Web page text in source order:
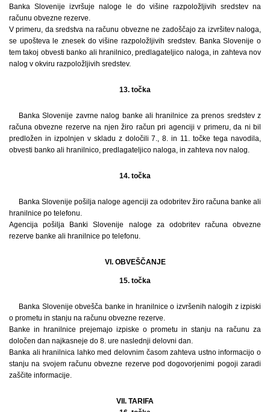
Banka Slovenije izvršuje naloge le do višine razpoložljivih sredstev na
računu obvezne rezerve.
V primeru, da sredstva na računu obvezne ne zadoščajo za izvršitev naloga,
se upošteva le znesek do višine razpoložljivih sredstev. Banka Slovenije o
tem takoj obvesti banko ali hranilnico, predlagateljico naloga, in zahteva nov
nalog v okviru razpoložljivih sredstev.
13. točka
Banka Slovenije zavrne nalog banke ali hranilnice za prenos sredstev z
računa obvezne rezerve na njen žiro račun pri agenciji v primeru, da ni bil
predložen in izpolnjen v skladu z določili 7., 8. in 11. točke tega navodila,
obvesti banko ali hranilnico, predlagateljico naloga, in zahteva nov nalog.
14. točka
Banka Slovenije pošilja naloge agenciji za odobritev žiro računa banke ali
hranilnice po telefonu.
Agencija pošilja Banki Slovenije naloge za odobritev računa obvezne
rezerve banke ali hranilnice po telefonu.
VI. OBVEŠČANJE
15. točka
Banka Slovenije obvešča banke in hranilnice o izvršenih nalogih z izpiski
o prometu in stanju na računu obvezne rezerve.
Banke in hranilnice prejemajo izpiske o prometu in stanju na računu za
določen dan najkasneje do 8. ure naslednji delovni dan.
Banka ali hranilnica lahko med delovnim časom zahteva ustno informacijo o
stanju na svojem računu obvezne rezerve pod dogovorjenimi pogoji zaradi
zaščite informacije.
VII. TARIFA